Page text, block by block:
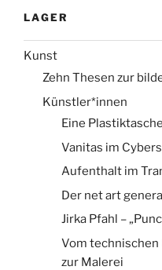
LAGER
Kunst
Zehn Thesen zur
Künstler*innen
Eine
Vanitas im
Aufenthalt im
Der net art
Jirka Pfahl –
Vom technischen
zur Malerei